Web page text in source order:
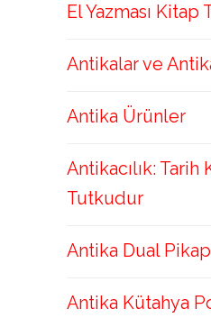
El Yazması Kitap
Antikalar ve
Antika Ürünler
Antikacılık: Tarih
Tutkudur
Antika Dual Pikap
Antika Kütahya